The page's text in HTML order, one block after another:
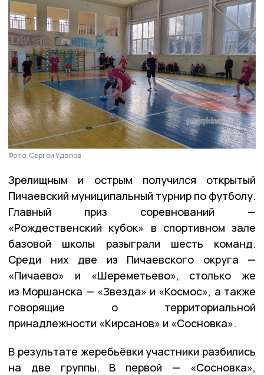
Фото: Сергей Удалов
Зрелищным и острым получился открытый
Пичаевский муниципальный турнир по футболу.
Главный приз соревнований —
«Рождественский кубок» в спортивном зале
базовой школы разыграли шесть команд.
Среди них две из Пичаевского округа —
«Пичаево» и «Шереметьево», столько же
из Моршанска — «Звезда» и «Космос», а также
говорящие о территориальной
принадлежности «Кирсанов» и «Сосновка».
В результате жеребьёвки участники разбились
на две группы. В первой — «Сосновка»,